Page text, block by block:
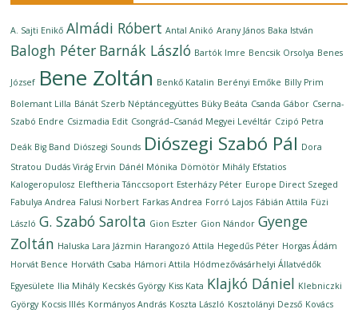
A. Sajti Enikő Almádi Róbert Antal Anikó Arany János Baka István
Balogh Péter Barnák László Bartók Imre Bencsik Orsolya Benes
József Bene Zoltán Benkő Katalin Berényi Emőke Billy Prim
Bolemant Lilla Bánát Szerb Néptáncegyüttes Büky Beáta Csanda Gábor Cserna-
Szabó Endre Csizmadia Edit Csongrád–Csanád Megyei Levéltár Czipó Petra
Deák Big Band Diószegi Sounds Diószegi Szabó Pál Dora
Stratou Dudás Virág Ervin Dánél Mónika Dömötör Mihály Efstatios
Kalogeropulosz Eleftheria Tánccsoport Esterházy Péter Europe Direct Szeged
Fabulya Andrea Falusi Norbert Farkas Andrea Forró Lajos Fábián Attila Füzi
László G. Szabó Sarolta Gion Eszter Gion Nándor Gyenge
Zoltán Haluska Lara Jázmin Harangozó Attila Hegedűs Péter Horgas Ádám
Horvát Bence Horváth Csaba Hámori Attila Hódmezővásárhelyi Állatvédők
Egyesülete Ilia Mihály Kecskés György Kiss Kata Klajkó Dániel Klebniczki
György Kocsis Illés Kormányos András Koszta László Kosztolányi Dezső Kovács